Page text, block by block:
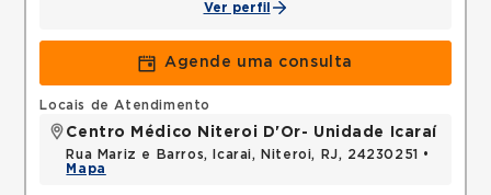
Ver perfil
Agende uma consulta
Locais de Atendimento
Centro Médico Niteroi D'Or- Unidade Icaraí
Rua Mariz e Barros, Icarai, Niteroi, RJ, 24230251 •
Mapa